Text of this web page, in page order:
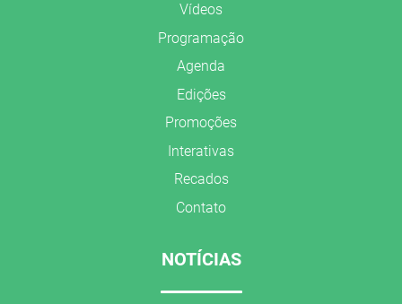
Vídeos
Programação
Agenda
Edições
Promoções
Interativas
Recados
Contato
NOTÍCIAS